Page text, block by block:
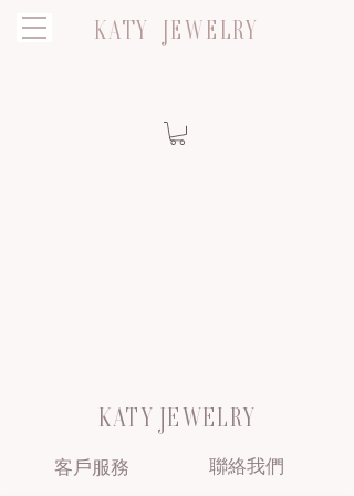
KATY JEWELRY
KATY JEWELRY
客戶服務 聯絡我們